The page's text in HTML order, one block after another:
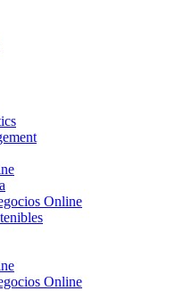
Online
Online